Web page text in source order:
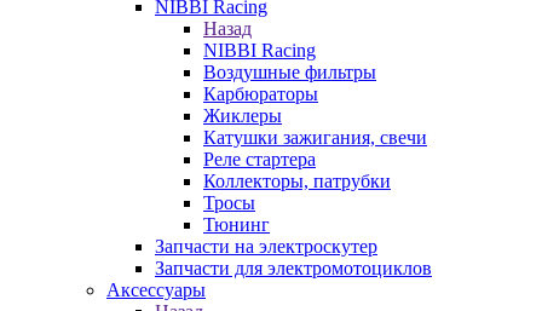
NIBBI Racing
Назад
NIBBI Racing
Воздушные фильтры
Карбюраторы
Жиклеры
Катушки зажигания, свечи
Реле стартера
Коллекторы, патрубки
Тросы
Тюнинг
Запчасти на электроскутер
Запчасти для электромотоциклов
Аксессуары